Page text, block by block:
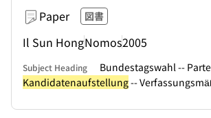
Paper 図書
Il Sun HongNomos2005
Subject Heading
Bundestagswahl --
Kandidatenaufstellung--